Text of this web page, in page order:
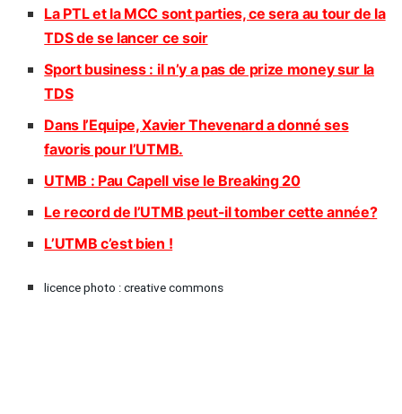
La PTL et la MCC sont parties, ce sera au tour de la
TDS de se lancer ce soir
Sport business : il n’y a pas de prize money sur la
TDS
Dans l’Equipe, Xavier Thevenard a donné ses
favoris pour l’UTMB.
UTMB : Pau Capell vise le Breaking 20
Le record de l’UTMB peut-il tomber cette année?
L’UTMB c’est bien !
licence photo : creative commons